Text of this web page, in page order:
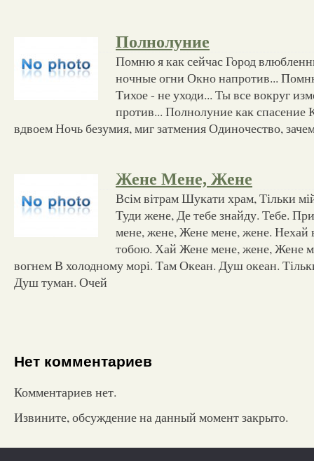
Полнолуние
Помню я как сейчас Город
ночные огни Окно напротив...
Тихое - не уходи... Ты все вокруг
против... Полнолуние как спасение
вдвоем Ночь безумия, миг затмения Одиночество,
Жене Мене, Жене
Всім вітрам Шукати храм, Тільки
Туди жене, Де тебе знайду. Тебе.
мене, жене, Жене мене, жене. Нехай
тобою. Хай Жене мене, жене, Жене
вогнем В холодному морі. Там Океан. Душ океан.
Душ туман. Очей
Нет комментариев
Комментариев нет.
Извините, обсуждение на данный момент закрыто.